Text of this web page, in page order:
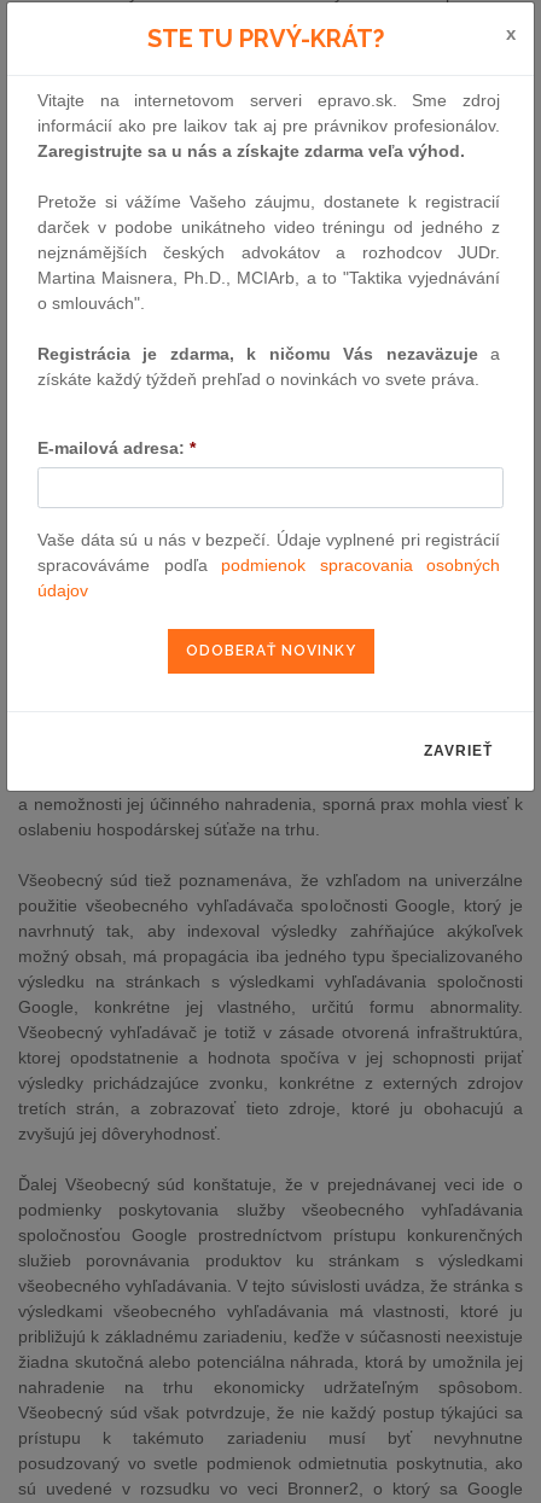
sankciu vo výške 2 424 495 000 eur, z toho 523 518 000 eur
spoločne a nerozdielne s jej materskou spoločnosťou Alphabet.
Všeobecný súd Európskej únie.
Svojím dnešným rozsudkom Všeobecný súd v podstatnej časti
zamietol žalobu týchto dvoch spoločností a potvrdil pokutu
uloženú Komisiou.
I. Všeobecný súd uznal protisúťažnú povahu sporného postupu
Google, nie je dôvodom na žiadnu výhradu voči dotknutému
podniku, aj keď má v úmysle expandovať na susedný trh.
svojich stránkach s výsledkami všeobecného vyhľadávania
prostredníctvom ich prednostného zobrazenia a umiestnenia,
pričom odsúvala výsledky konkurenčných porovnávacích služieb
pomocou algoritmov triedenia, porušila hospodársku súťaž na
základe kvality. V dôsledku troch osobitných okolností, a to (i)
významu návštevnosti generovanej všeobecným vyhľadávačom
výsledky na prvých miestach, ako aj (iii) významného podielu
a nemožnosti jej účinného nahradenia, sporná prax mohla viesť k
oslabeniu hospodárskej súťaže na trhu.
Všeobecný súd tiež poznamenáva, že vzhľadom na univerzálne
použitie všeobecného vyhľadávača spoločnosti Google, ktorý je
navrhnutý tak, aby indexoval výsledky zahŕňajúce akýkoľvek
možný obsah, má propagácia iba jedného typu špecializovaného
výsledku na stránkach s výsledkami vyhľadávania spoločnosti
Google, konkrétne jej vlastného, určitú formu abnormality.
Všeobecný vyhľadávač je totiž v zásade otvorená infraštruktúra,
ktorej opodstatnenie a hodnota spočíva v jej schopnosti prijať
výsledky prichádzajúce zvonku, konkrétne z externých zdrojov
tretích strán, a zobrazovať tieto zdroje, ktoré ju obohacujú a
zvyšujú jej dôveryhodnosť.
Ďalej Všeobecný súd konštatuje, že v prejednávanej veci ide o
podmienky poskytovania služby všeobecného vyhľadávania
spoločnosťou Google prostredníctvom prístupu konkurenčných
služieb porovnávania produktov ku stránkam s výsledkami
všeobecného vyhľadávania. V tejto súvislosti uvádza, že stránka s
výsledkami všeobecného vyhľadávania má vlastnosti, ktoré ju
približujú k základnému zariadeniu, keďže v súčasnosti neexistuje
žiadna skutočná alebo potenciálna náhrada, ktorá by umožnila jej
nahradenie na trhu ekonomicky udržateľným spôsobom.
Všeobecný súd však potvrdzuje, že nie každý postup týkajúci sa
prístupu k takémuto zariadeniu musí byť nevyhnutne
posudzovaný vo svetle podmienok odmietnutia poskytnutia, ako
sú uvedené v rozsudku vo veci Bronner2, o ktorý sa Google
STE TU PRVÝ-KRÁT? x
Vitajte na internetovom serveri epravo.sk. Sme zdroj
informácií ako pre laikov tak aj pre právnikov profesionálov.
Zaregistrujte sa u nás a získajte zdarma veľa výhod.
Pretože si vážíme Vašeho záujmu, dostanete k registracií
darček v podobe unikátneho video tréningu od jedného z
nejznámějších českých advokátov a rozhodcov JUDr.
Martina Maisnera, Ph.D., MCIArb, a to "Taktika vyjednávání
o smlouvách".
Registrácia je zdarma, k ničomu Vás nezaväzujea
získáte každý týždeň prehľad o novinkách vo svete práva.
E-mailová adresa: *
Vaše dáta sú u nás v bezpečí. Údaje vyplnené pri registrácií
spracováváme podľa podmienok spracovania osobných
údajov
ZAVRIEŤ